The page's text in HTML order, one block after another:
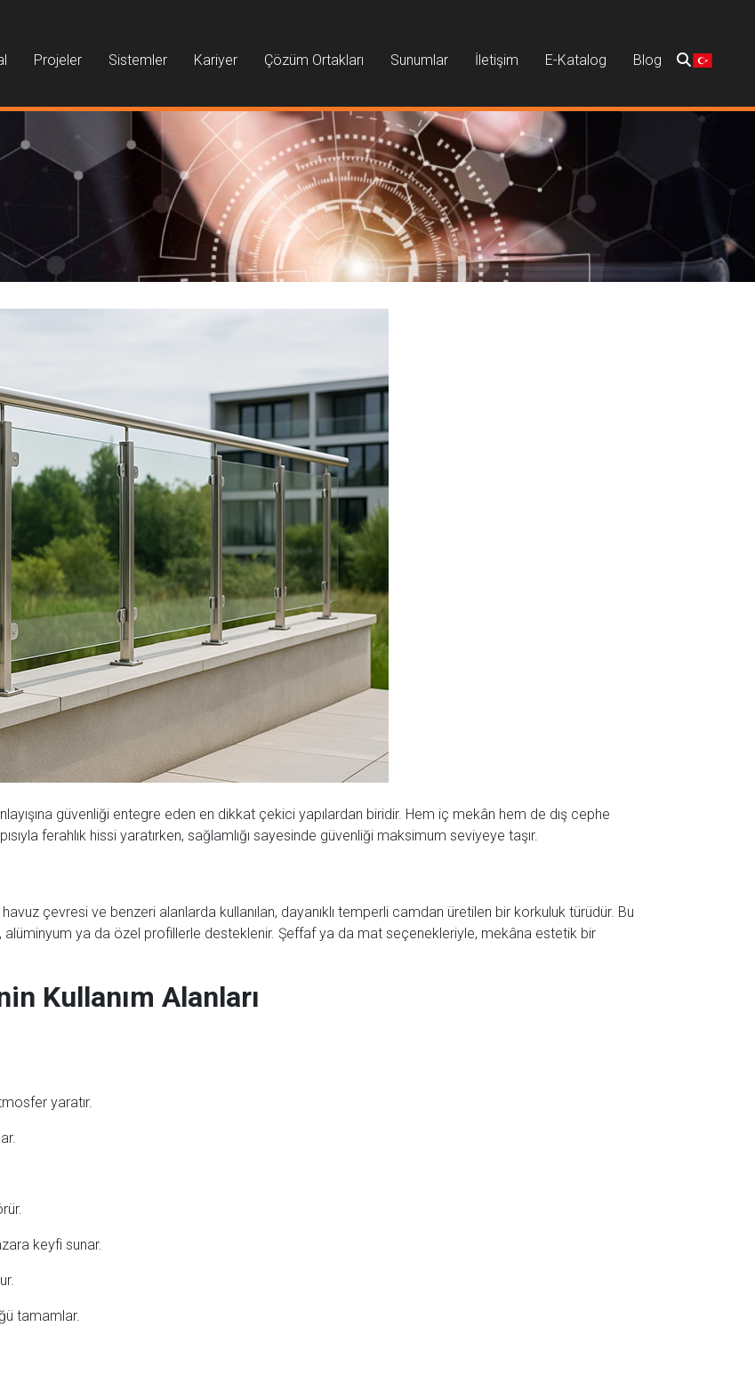
Projeler Sistemler Kariyer Çözüm Ortakları Sunumlar İletişim E-Katalog Blog
güvenliği entegre eden en dikkat çekici yapılardan biridir. Hem iç mekân hem de dış cephe
ferahlık hissi yaratırken, sağlamlığı sayesinde güvenliği maksimum seviyeye taşır.
çevresi ve benzeri alanlarda kullanılan, dayanıklı temperli camdan üretilen bir korkuluk türüdür. Bu
ya da özel profillerle desteklenir. Şeffaf ya da mat seçenekleriyle, mekâna estetik bir
Kullanım Alanları
yaratır.
keyfi sunar.
tamamlar.